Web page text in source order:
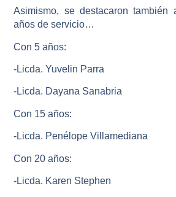
Asimismo, se destacaron también
años de servicio…
Con 5 años:
-Licda. Yuvelin Parra
-Licda. Dayana Sanabria
Con 15 años:
-Licda. Penélope Villamediana
Con 20 años:
-Licda. Karen Stephen